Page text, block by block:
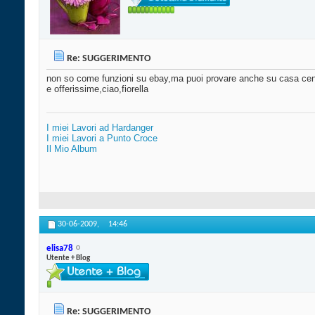
Re: SUGGERIMENTO
non so come funzioni su ebay,ma puoi provare anche su casa
e offerissime,ciao,fiorella
I miei Lavori ad Hardanger
I miei Lavori a Punto Croce
Il Mio Album
30-06-2009, 14:46
elisa78
Utente + Blog
Re: SUGGERIMENTO